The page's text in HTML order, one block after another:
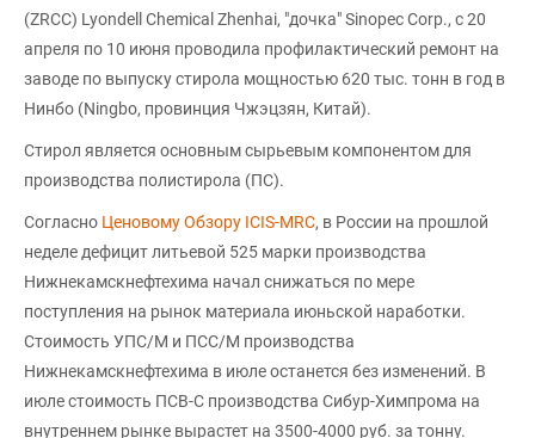
(ZRCC) Lyondell Chemical Zhenhai, "дочка" Sinopec Corp., с 20
апреля по 10 июня проводила профилактический ремонт на
заводе по выпуску стирола мощностью 620 тыс. тонн в год в
Нинбо (Ningbo, провинция Чжэцзян, Китай).
Стирол является основным сырьевым компонентом для
производства полистирола (ПС).
Согласно Ценовому Обзору ICIS-MRC, в России на прошлой
неделе дефицит литьевой 525 марки производства
Нижнекамскнефтехима начал снижаться по мере
поступления на рынок материала июньской наработки.
Стоимость УПС/М и ПСС/М производства
Нижнекамскнефтехима в июле останется без изменений. В
июле стоимость ПСВ-С производства Сибур-Химпрома на
внутреннем рынке вырастет на 3500-4000 руб. за тонну.